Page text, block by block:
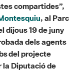
dels agents
del projecte
la Diputació de
i privats. La
no és suficient i cal
al canvi